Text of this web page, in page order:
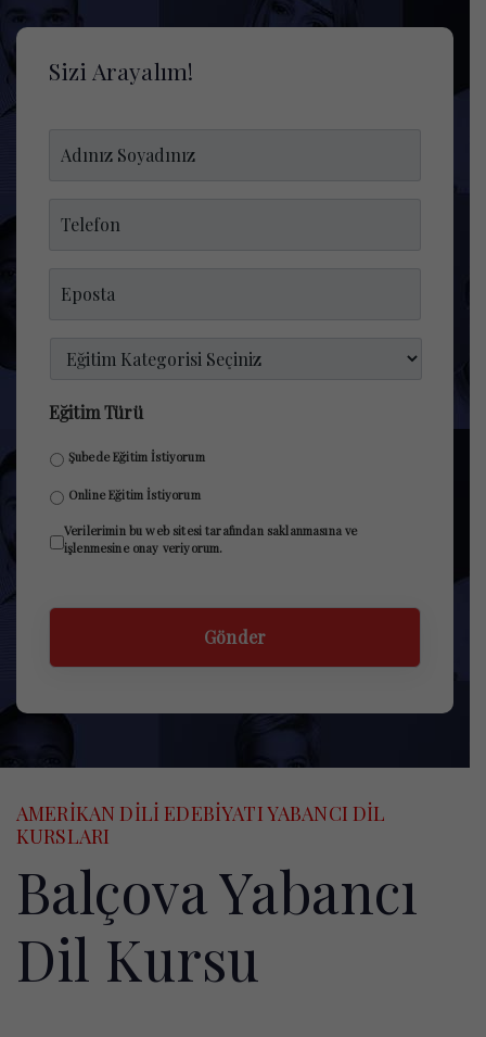
Sizi Arayalım!
Soyadınız
Numaranız
Eğitim
Kategorisi *
Eğitim Türü
Şubede Eğitim İstiyorum
Online Eğitim İstiyorum
GDPR
Accepted
Verilerimin bu web sitesi tarafından saklanmasına ve
işlenmesine onay veriyorum.
AMERİKAN DİLİ EDEBİYATI YABANCI DİL
KURSLARI
Balçova Yabancı
Dil Kursu